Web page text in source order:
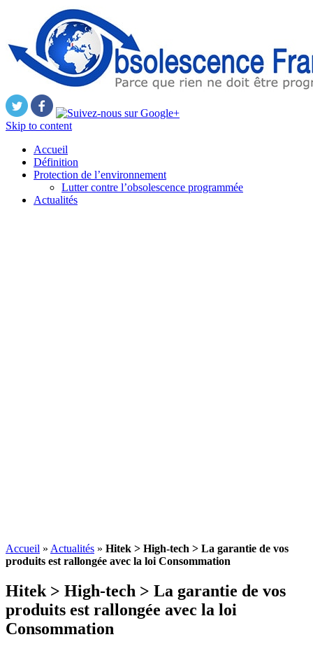
Skip to content
Accueil
Définition
Protection de l’environnement
Lutter contre l’obsolescence programmée
Actualités
Accueil » Actualités » Hitek > High-tech > La garantie de vos
produits est rallongée avec la loi Consommation
Hitek > High-tech > La garantie de vos
produits est rallongée avec la loi
Consommation